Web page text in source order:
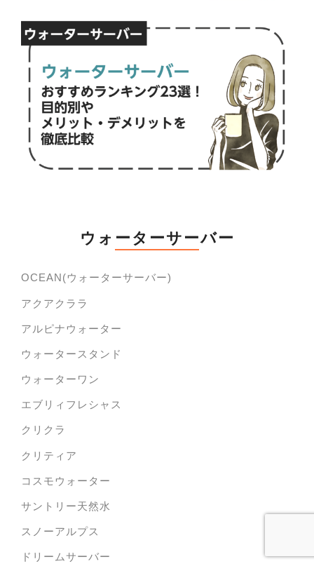
ウォーターサーバー
OCEAN(ウォーターサーバー)
アクアクララ
アルピナウォーター
ウォータースタンド
ウォーターワン
エブリィフレシャス
クリクラ
クリティア
コスモウォーター
サントリー天然水
スノーアルプス
ドリームサーバー